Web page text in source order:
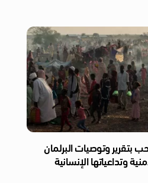
بتقرير وتوصيات البرلمان
وتداعياتها الإنسانية